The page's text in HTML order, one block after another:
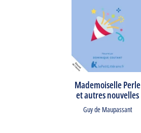
Mademoiselle Perle
et autres nouvelles
Guy de Maupassant